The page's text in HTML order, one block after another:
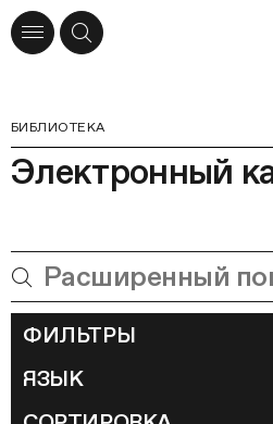
БИБЛИОТЕКА
Электронный
ФИЛЬТРЫ
ЯЗЫК